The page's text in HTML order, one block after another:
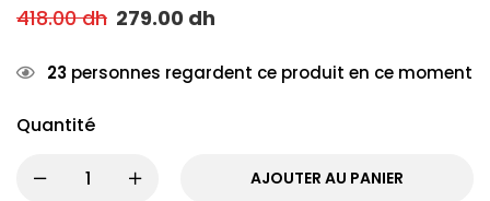
418.00dh 279.00 dh
23 personnes regardent ce produit en ce moment
Quantité
AJOUTER AU PANIER